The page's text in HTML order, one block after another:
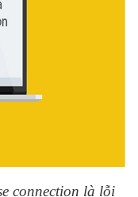
connection là lỗi